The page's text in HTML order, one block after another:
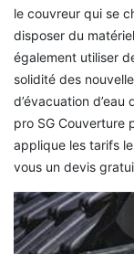
le couvreur qui se
disposer du
également utiliser
solidité des
d’évacuation
pro SG Couverture
applique les tarifs
vous un devis